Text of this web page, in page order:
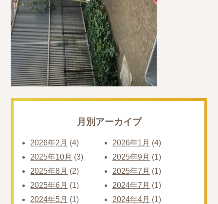
月別アーカイブ
2026年2月 (4) 2026年1月 (4)
2025年10月 (3) 2025年9月 (1)
2025年8月 (2) 2025年7月 (1)
2025年6月 (1) 2024年7月 (1)
2024年5月 (1) 2024年4月 (1)